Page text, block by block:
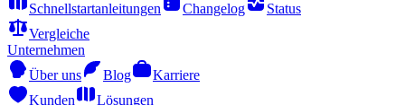
Schnellstartanleitungen
Changelog
Status
Vergleiche
Unternehmen
Über uns
Blog
Karriere
Kunden
Lösungen